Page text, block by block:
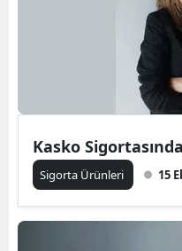
Kasko
Sigorta Ürünleri 15